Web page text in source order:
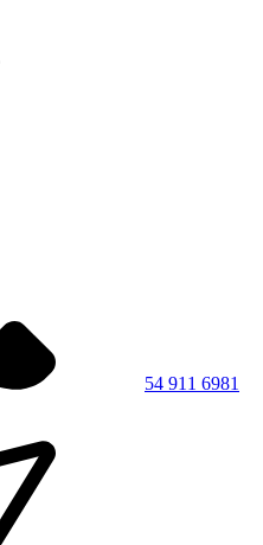
54 911 6981